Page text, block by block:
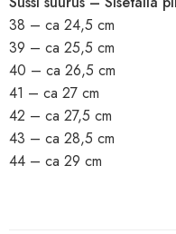
38 – ca 24,5 cm
39 – ca 25,5 cm
40 – ca 26,5 cm
41 – ca 27 cm
42 – ca 27,5 cm
43 – ca 28,5 cm
44 – ca 29 cm